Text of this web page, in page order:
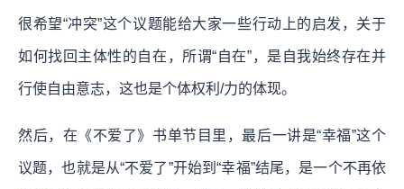
很希望“冲突”这个议题能给大家一些行动上的启发，关于
如何找回主体性的自在，所谓“自在”，是自我始终存在并
行使自由意志，这也是个体权利/力的体现。
然后，在《不爱了》书单节目里，最后一讲是“幸福”这个
议题，也就是从“不爱了”开始到“幸福”结尾，是一个不再依